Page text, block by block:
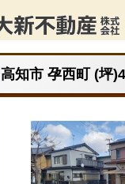
高知市 孕西町 (坪